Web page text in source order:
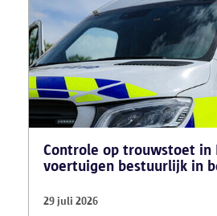
Controle op trouwstoet in
voertuigen bestuurlijk in
29 juli 2026